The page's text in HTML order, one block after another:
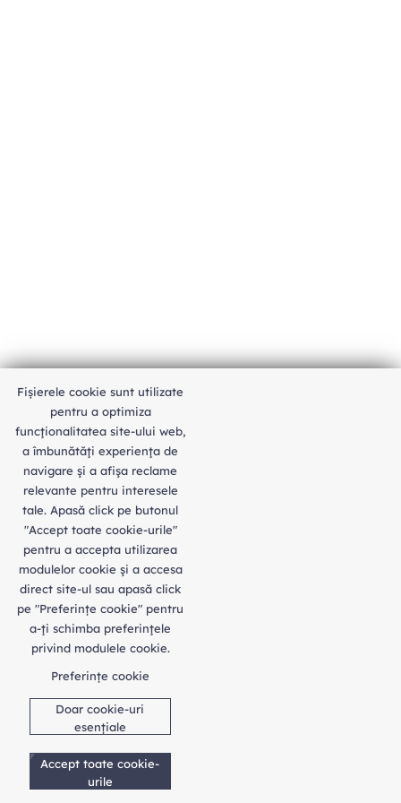
An unexpected error has occurred
Fișierele cookie sunt utilizate
pentru a optimiza
funcţionalitatea site-ului web,
a îmbunătăţi experienţa de
navigare şi a afişa reclame
relevante pentru interesele
tale. Apasă click pe butonul
"Accept toate cookie-urile"
pentru a accepta utilizarea
modulelor cookie şi a accesa
direct site-ul sau apasă click
pe "Preferințe cookie" pentru
a-ţi schimba preferinţele
privind modulele cookie.
Preferințe cookie
Doar cookie-uri
esențiale
Accept toate cookie-
urile